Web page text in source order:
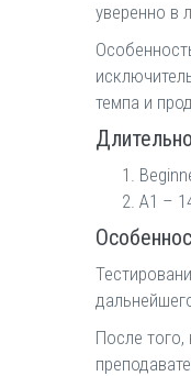
уверенно в
темпа и
A1 –
После